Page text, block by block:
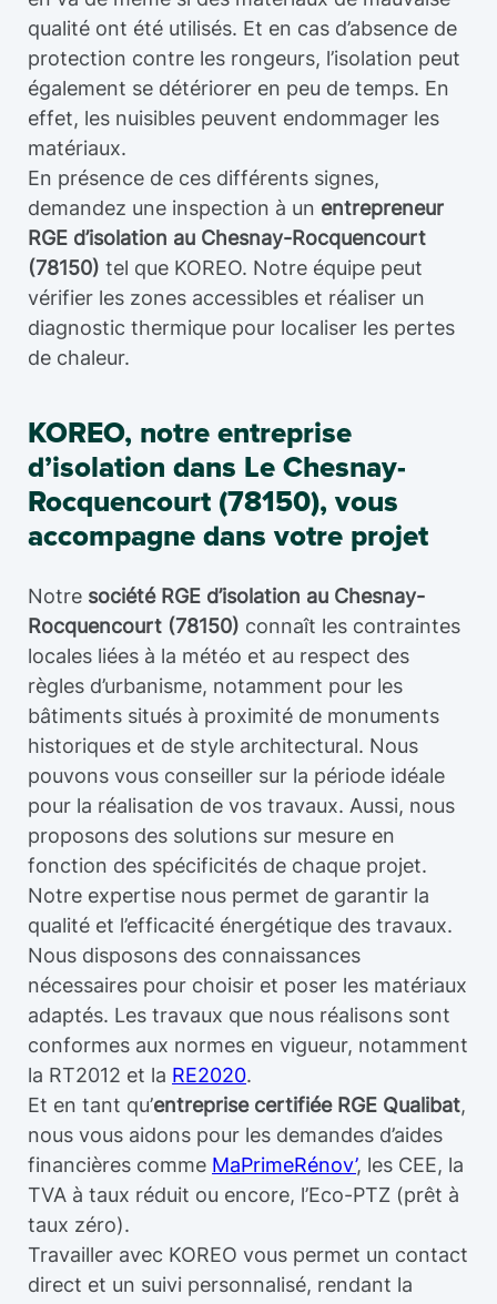
qualité ont été utilisés. Et en cas d’absence de
protection contre les rongeurs, l’isolation peut
également se détériorer en peu de temps. En
effet, les nuisibles peuvent endommager les
matériaux.
En présence de ces différents signes,
demandez une inspection à un entrepreneur
RGE d’isolation au Chesnay-Rocquencourt
(78150) tel que KOREO. Notre équipe peut
vérifier les zones accessibles et réaliser un
diagnostic thermique pour localiser les pertes
de chaleur.
KOREO, notre entreprise
d’isolation dans Le Chesnay-
Rocquencourt (78150), vous
accompagne dans votre projet
Notre société RGE d’isolation au Chesnay-
Rocquencourt (78150) connaît les contraintes
locales liées à la météo et au respect des
règles d’urbanisme, notamment pour les
bâtiments situés à proximité de monuments
historiques et de style architectural. Nous
pouvons vous conseiller sur la période idéale
pour la réalisation de vos travaux. Aussi, nous
proposons des solutions sur mesure en
fonction des spécificités de chaque projet.
Notre expertise nous permet de garantir la
qualité et l’efficacité énergétique des travaux.
Nous disposons des connaissances
nécessaires pour choisir et poser les matériaux
adaptés. Les travaux que nous réalisons sont
conformes aux normes en vigueur, notamment
la RT2012 et la RE2020.
Et en tant qu’entreprise certifiée RGE Qualibat,
nous vous aidons pour les demandes d’aides
financières comme MaPrimeRénov’, les CEE, la
TVA à taux réduit ou encore, l’Eco-PTZ (prêt à
taux zéro).
Travailler avec KOREO vous permet un contact
direct et un suivi personnalisé, rendant la